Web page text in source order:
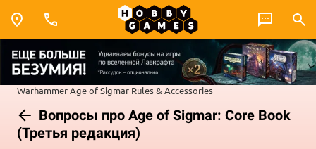
WarhammerAge of Sigmar Rules & Accessories
Вопросы про Age of Sigmar: Core Book
(Третья редакция)